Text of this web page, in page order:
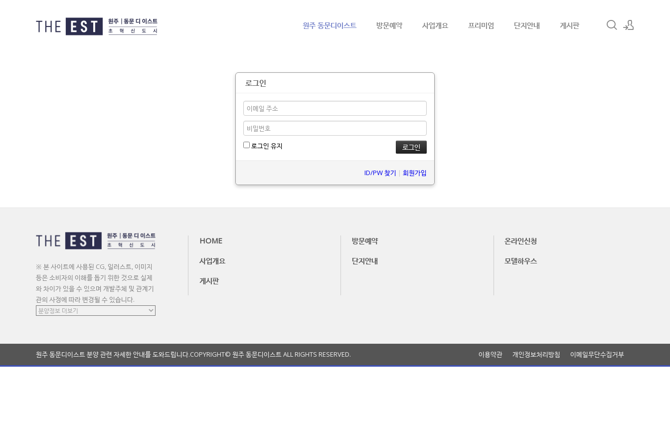
원주 동문디이스트 방문예약 사업개요 프리미엄 단지안내 게시판
로그인
로그인 유지
ID/PW 찾기 | 회원가입
※ 본 사이트에 사용된 CG, 일러스트, 이미지
등은 소비자의 이해를 돕기 위한 것으로 실제
와 차이가 있을 수 있으며 개발주체 및 관계기
관의 사정에 따라 변경될 수 있습니다.
HOME 방문예약
온라인신청
사업개요
단지안내
모델하우스
게시판
원주 동문디이스트 분양 관련 자세한 안내를 도와드립니다. 이메일무단수집거부
개인정보처리방침
이용약관
COPYRIGHT© 원주 동문디이스트 ALL RIGHTS RESERVED.